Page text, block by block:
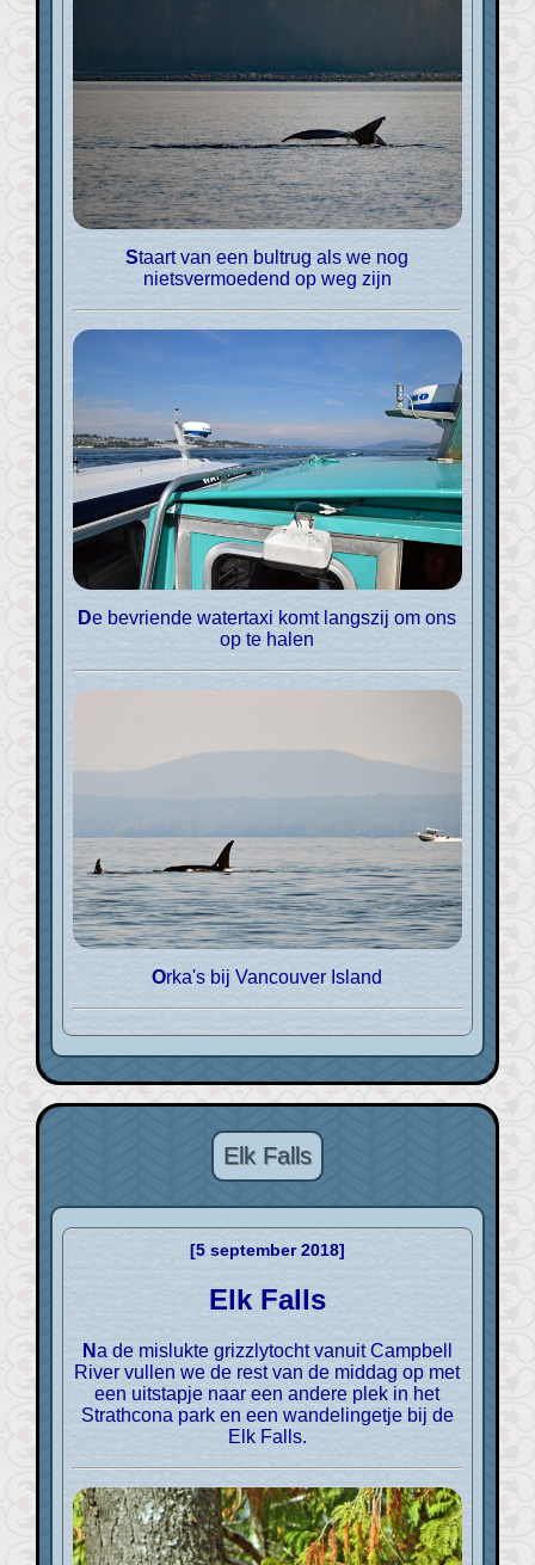
Staart van een bultrug als we nog
nietsvermoedend op weg zijn
De bevriende watertaxi komt langszij om ons
op te halen
Orka's bij Vancouver Island
Elk Falls
[5 september 2018]
Elk Falls
Na de mislukte grizzlytocht vanuit Campbell
River vullen we de rest van de middag op met
een uitstapje naar een andere plek in het
Strathcona park en een wandelingetje bij de
Elk Falls.